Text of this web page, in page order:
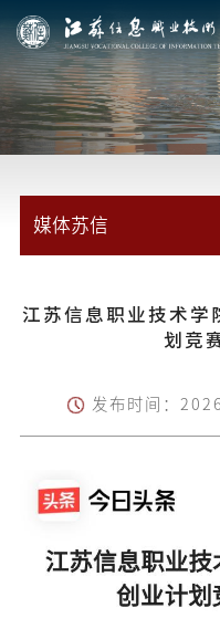
媒体苏信
江苏信息职业技术
划竞
发布时间：